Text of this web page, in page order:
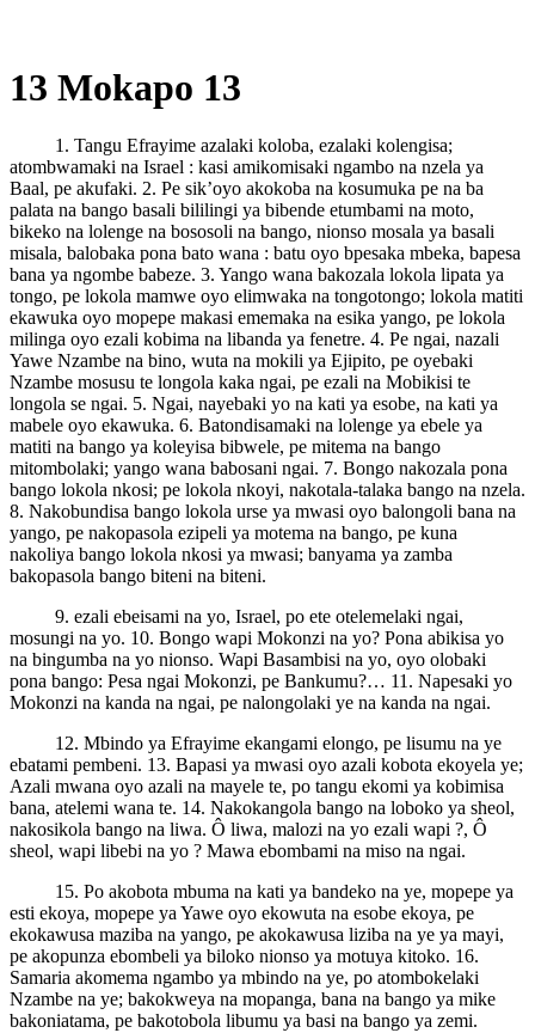
13 Mokapo 13
1. Tangu Efrayime azalaki koloba, ezalaki kolengisa;
atombwamaki na Israel : kasi amikomisaki ngambo na nzela ya
Baal, pe akufaki. 2. Pe sik’oyo akokoba na kosumuka pe na ba
palata na bango basali bililingi ya bibende etumbami na moto,
bikeko na lolenge na bososoli na bango, nionso mosala ya basali
misala, balobaka pona bato wana : batu oyo bpesaka mbeka, bapesa
bana ya ngombe babeze. 3. Yango wana bakozala lokola lipata ya
tongo, pe lokola mamwe oyo elimwaka na tongotongo; lokola matiti
ekawuka oyo mopepe makasi ememaka na esika yango, pe lokola
milinga oyo ezali kobima na libanda ya fenetre. 4. Pe ngai, nazali
Yawe Nzambe na bino, wuta na mokili ya Ejipito, pe oyebaki
Nzambe mosusu te longola kaka ngai, pe ezali na Mobikisi te
longola se ngai. 5. Ngai, nayebaki yo na kati ya esobe, na kati ya
mabele oyo ekawuka. 6. Batondisamaki na lolenge ya ebele ya
matiti na bango ya koleyisa bibwele, pe mitema na bango
mitombolaki; yango wana babosani ngai. 7. Bongo nakozala pona
bango lokola nkosi; pe lokola nkoyi, nakotala-talaka bango na nzela.
8. Nakobundisa bango lokola urse ya mwasi oyo balongoli bana na
yango, pe nakopasola ezipeli ya motema na bango, pe kuna
nakoliya bango lokola nkosi ya mwasi; banyama ya zamba
bakopasola bango biteni na biteni.
9. ezali ebeisami na yo, Israel, po ete otelemelaki ngai,
mosungi na yo. 10. Bongo wapi Mokonzi na yo? Pona abikisa yo
na bingumba na yo nionso. Wapi Basambisi na yo, oyo olobaki
pona bango: Pesa ngai Mokonzi, pe Bankumu?… 11. Napesaki yo
Mokonzi na kanda na ngai, pe nalongolaki ye na kanda na ngai.
12. Mbindo ya Efrayime ekangami elongo, pe lisumu na ye
ebatami pembeni. 13. Bapasi ya mwasi oyo azali kobota ekoyela ye;
Azali mwana oyo azali na mayele te, po tangu ekomi ya kobimisa
bana, atelemi wana te. 14. Nakokangola bango na loboko ya sheol,
nakosikola bango na liwa. Ô liwa, malozi na yo ezali wapi ?, Ô
sheol, wapi libebi na yo ? Mawa ebombami na miso na ngai.
15. Po akobota mbuma na kati ya bandeko na ye, mopepe ya
esti ekoya, mopepe ya Yawe oyo ekowuta na esobe ekoya, pe
ekokawusa maziba na yango, pe akokawusa liziba na ye ya mayi,
pe akopunza ebombeli ya biloko nionso ya motuya kitoko. 16.
Samaria akomema ngambo ya mbindo na ye, po atombokelaki
Nzambe na ye; bakokweya na mopanga, bana na bango ya mike
bakoniatama, pe bakotobola libumu ya basi na bango ya zemi.